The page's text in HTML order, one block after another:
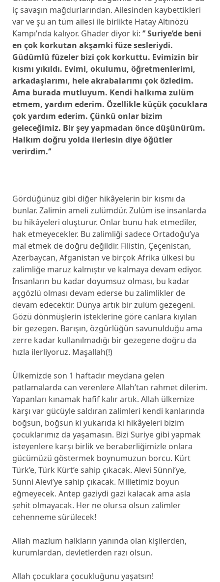
iç savaşın mağdurlarından. Ailesinden kaybettikleri
var ve şu an tüm ailesi ile birlikte Hatay Altınözü
Kampı’nda kalıyor. Ghader diyor ki: ‘’Suriye’de beni
en çok korkutan akşamki füze sesleriydi.
Güdümlü füzeler bizi çok korkuttu. Evimizin bir
kısmı yıkıldı. Evimi, okulumu, öğretmenlerimi,
arkadaşlarımı, hele akrabalarımı çok özledim.
Ama burada mutluyum. Kendi halkıma zulüm
etmem, yardım ederim. Özellikle küçük çocuklara
çok yardım ederim. Çünkü onlar bizim
geleceğimiz. Bir şey yapmadan önce düşünürüm.
Halkım doğru yolda ilerlesin diye öğütler
verirdim.‘’
Gördüğünüz gibi diğer hikâyelerin bir kısmı da
bunlar. Zalimin ameli zulümdür. Zulüm ise insanlarda
bu hikâyeleri oluşturur. Onlar bunu hak etmediler,
hak etmeyecekler. Bu zalimliği sadece Ortadoğu’ya
mal etmek de doğru değildir. Filistin, Çeçenistan,
Azerbaycan, Afganistan ve birçok Afrika ülkesi bu
zalimliğe maruz kalmıştır ve kalmaya devam ediyor.
İnsanların bu kadar doyumsuz olması, bu kadar
açgözlü olması devam ederse bu zalimlikler de
devam edecektir. Dünya artık bir zulüm gezegeni.
Gözü dönmüşlerin isteklerine göre canlara kıyılan
bir gezegen. Barışın, özgürlüğün savunulduğu ama
zerre kadar kullanılmadığı bir gezegene doğru da
hızla ilerliyoruz. Maşallah(!)
Ülkemizde son 1 haftadır meydana gelen
patlamalarda can verenlere Allah’tan rahmet dilerim.
Yapanları kınamak hafif kalır artık. Allah ülkemize
karşı var gücüyle saldıran zalimleri kendi kanlarında
boğsun, boğsun ki yukarıda ki hikâyeleri bizim
çocuklarımız da yaşamasın. Bizi Suriye gibi yapmak
isteyenlere karşı birlik ve beraberliğimizle onlara
gücümüzü göstermek boynumuzun borcu. Kürt
Türk’e, Türk Kürt’e sahip çıkacak. Alevi Sünni’ye,
Sünni Alevi’ye sahip çıkacak. Milletimiz boyun
eğmeyecek. Antep gaziydi gazi kalacak ama asla
şehit olmayacak. Her ne olursa olsun zalimler
cehenneme sürülecek!
Allah mazlum halkların yanında olan kişilerden,
kurumlardan, devletlerden razı olsun.
Allah çocuklara çocukluğunu yaşatsın!